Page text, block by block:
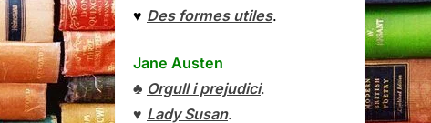
♥ Des formes utiles.
Jane Austen
♣ Orgull i prejudici.
♥ Lady Susan.